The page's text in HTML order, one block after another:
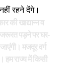
रहने देंगे।
की खाद्यान्न व
पड़ने पर घर-
मजदूर वर्ग
राज्य में किसी